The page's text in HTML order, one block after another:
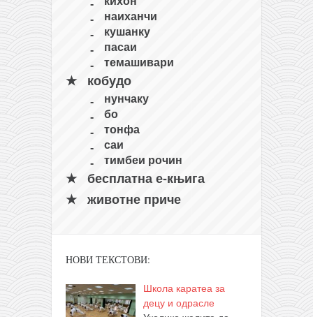
наиханчи
кушанку
пасаи
темашивари
кобудо
нунчаку
бо
тонфа
саи
тимбеи рочин
бесплатна е-књига
животне приче
НОВИ ТЕКСТОВИ:
Школа каратеа за
децу и одрасле